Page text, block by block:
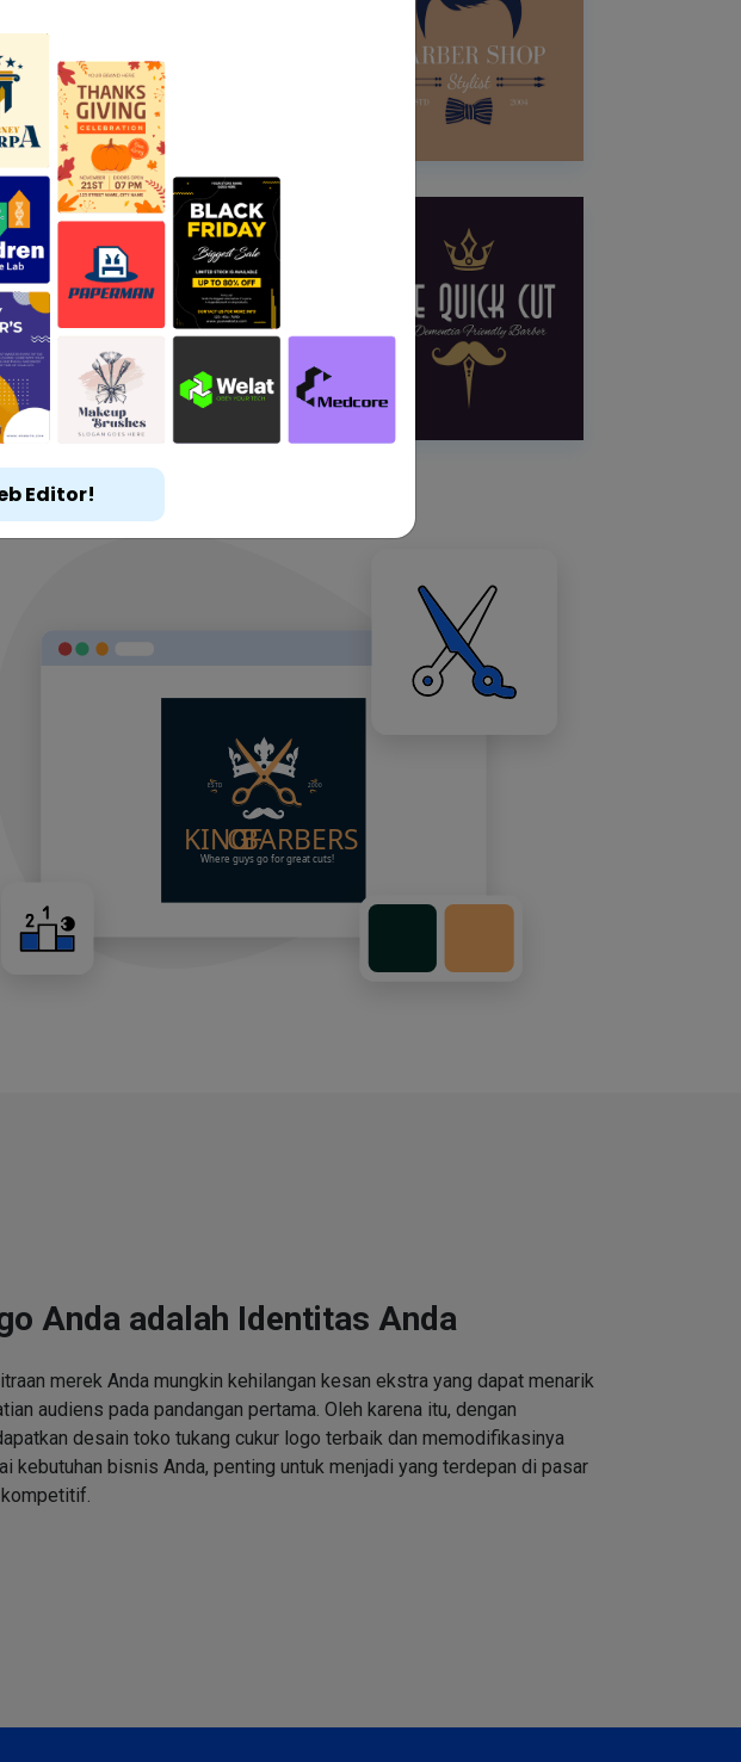
Anda adalah Identitas Anda
merek Anda mungkin kehilangan kesan ekstra yang dapat menarik
audiens pada pandangan pertama. Oleh karena itu, dengan
desain toko tukang cukur logo terbaik dan memodifikasinya
kebutuhan bisnis Anda, penting untuk menjadi yang terdepan di pasar
Editor!